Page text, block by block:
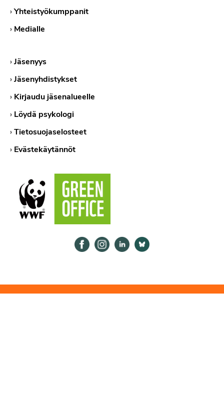
›Yhteistyökumppanit
› Medialle
›Jäsenyys
›Jäsenyhdistykset
› Kirjaudu jäsenalueelle
› Löydä psykologi
›Tietosuojaselosteet
› Evästekäytännöt